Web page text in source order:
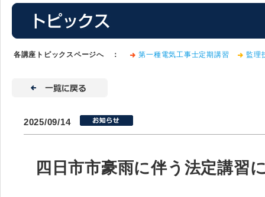
各講座トピックスページへ ： 第一種電気工事士定期講習 監理
2025/09/14
四日市市豪雨に伴う法定講習